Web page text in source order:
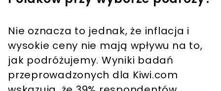
Nie oznacza to jednak, że inflacja i
wysokie ceny nie mają wpływu na to,
jak podróżujemy. Wyniki badań
przeprowadzonych dla Kiwi.com